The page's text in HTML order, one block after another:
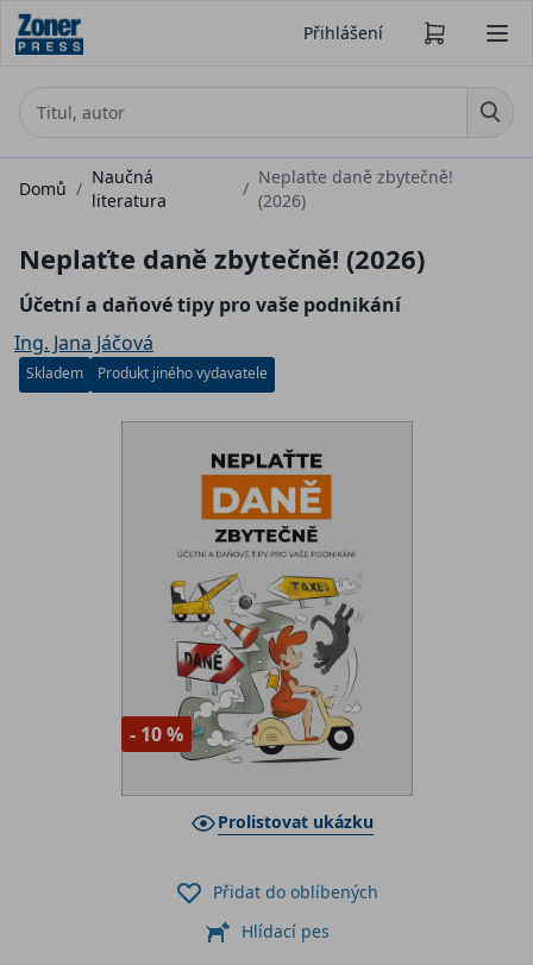
Přihlášení
Domů /
Naučná
literatura
/
Neplaťte daně zbytečně!
(2026)
Neplaťte daně zbytečně! (2026)
Účetní a daňové tipy pro vaše podnikání
Ing. Jana Jáčová
Skladem Produkt jiného vydavatele
- 10 %
Prolistovat ukázku
Přidat do oblíbených
Hlídací pes